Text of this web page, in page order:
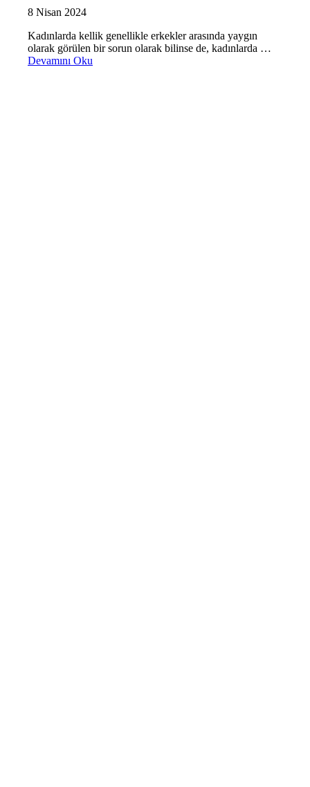
8 Nisan 2024
Kadınlarda kellik genellikle erkekler arasında yaygın
olarak görülen bir sorun olarak bilinse de, kadınlarda …
Devamını Oku